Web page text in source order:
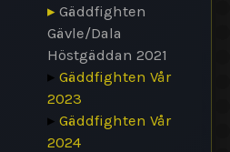
▸ Gäddfighten
Gävle/Dala
Höstgäddan 2021
▸ Gäddfighten Vår
2023
▸ Gäddfighten Vår
2024